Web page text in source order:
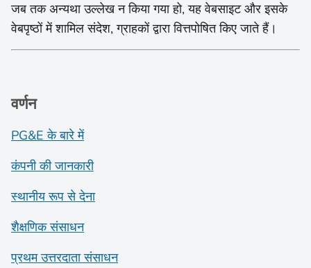
जब तक अन्यथा उल्लेख न किया गया हो, यह वेबसाइट और इसके
वेबपृष्ठों में शामिल संदेश, ग्राहकों द्वारा वित्तपोषित किए जाते हैं।
वर्णन
PG&E के बारे में
कंपनी की जानकारी
स्थानीय रूप से देना
शैक्षणिक संसाधन
प्रथम उत्तरदाता संसाधन